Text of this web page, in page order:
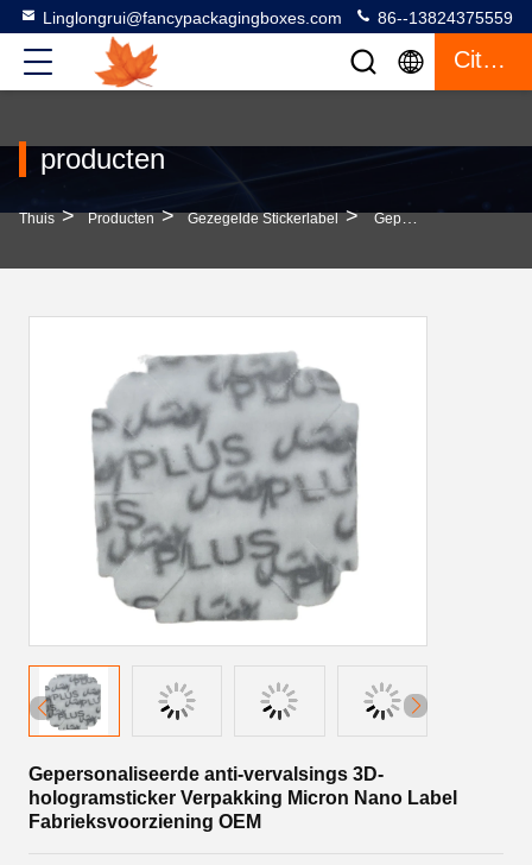
Linglongrui@fancypackagingboxes.com 86--13824375559
Citaat
producten
Thuis > Producten > Gezegelde Stickerlabel > Gepersonaliseerde Anti-Vervalsings 3D-Hologramsticker Verpakking Micron Nano Label Fabrieksvoorziening OEM
Gepersonaliseerde anti-vervalsings 3D-
hologramsticker Verpakking Micron Nano Label
Fabrieksvoorziening OEM